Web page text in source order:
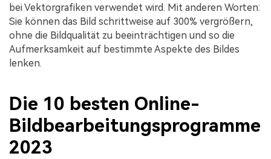
bei Vektorgrafiken verwendet wird. Mit anderen Worten:
Sie können das Bild schrittweise auf 300% vergrößern,
ohne die Bildqualität zu beeinträchtigen und so die
Aufmerksamkeit auf bestimmte Aspekte des Bildes
lenken.
Die 10 besten Online-
Bildbearbeitungsprogramme
2023